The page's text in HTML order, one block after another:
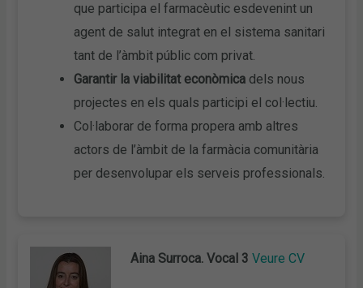
que participa el farmacèutic esdevenint un
agent de salut integrat en el sistema sanitari
tant de l’àmbit públic com privat.
Garantir la viabilitat econòmica dels nous
projectes en els quals participi el col·lectiu.
Col·laborar de forma propera amb altres
actors de l’àmbit de la farmàcia comunitària
per desenvolupar els serveis professionals.
Aina Surroca. Vocal 3Veure CV